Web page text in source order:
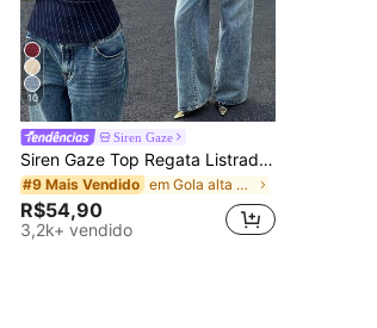
10
Siren Gaze
Siren Gaze Top Regata Listrada com Bainha Assimétrica, Casual Urbana para Primavera e Verão, Férias, Casual, Praia para Mulheres, Elegante, Férias de Primavera, Azul Marinho
#9 Mais Vendido em Gola alta Tops, blusas e camisetas femininas
R$54,90
3,2k+ vendido